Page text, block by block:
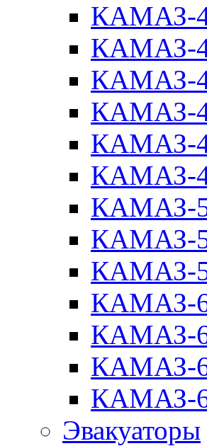
КАМАЗ-
КАМАЗ-
КАМАЗ-
КАМАЗ-
КАМАЗ-
КАМАЗ-
КАМАЗ-
КАМАЗ-
КАМАЗ-
КАМАЗ-
КАМАЗ-
КАМАЗ-
КАМАЗ-
Эвакуаторы